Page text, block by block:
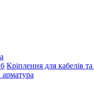
Кріплення для кабелів